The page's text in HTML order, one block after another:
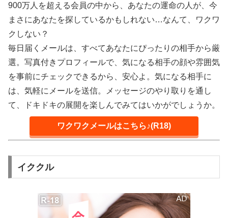
900万人を超える会員の中から、あなたの運命の人が、今
まさにあなたを探しているかもしれない…なんて、ワクワ
クしない？
毎日届くメールは、すべてあなたにぴったりの相手から厳
選。写真付きプロフィールで、気になる相手の顔や雰囲気
を事前にチェックできるから、安心よ。気になる相手に
は、気軽にメールを送信。メッセージのやり取りを通し
て、ドキドキの展開を楽しんでみてはいかがでしょうか。
ワクワクメールはこちら♪(R18)
イククル